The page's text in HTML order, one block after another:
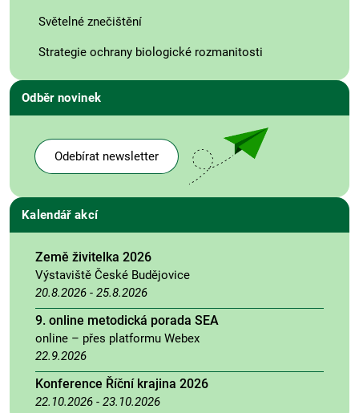
Světelné znečištění
Strategie ochrany biologické rozmanitosti
Odběr novinek
Odebírat newsletter
Kalendář akcí
Země živitelka 2026
Výstaviště České Budějovice
20.8.2026 - 25.8.2026
9. online metodická porada SEA
online – přes platformu Webex
22.9.2026
Konference Říční krajina 2026
22.10.2026 - 23.10.2026